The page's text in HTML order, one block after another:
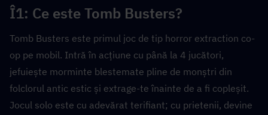
Î1: Ce este Tomb Busters?
Tomb Busters este primul joc de tip horror extraction co-
op pe mobil. Intră în acțiune cu până la 4 jucători,
jefuiește morminte blestemate pline de monștri din
folclorul antic estic și extrage-te înainte de a fi copleșit.
Jocul solo este cu adevărat terifiant; cu prietenii, devine